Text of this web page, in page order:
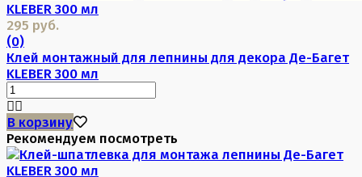
295 руб.
(0)
Клей монтажный для лепнины для декора Де-Багет
KLEBER 300 мл
В корзину
Рекомендуем посмотреть